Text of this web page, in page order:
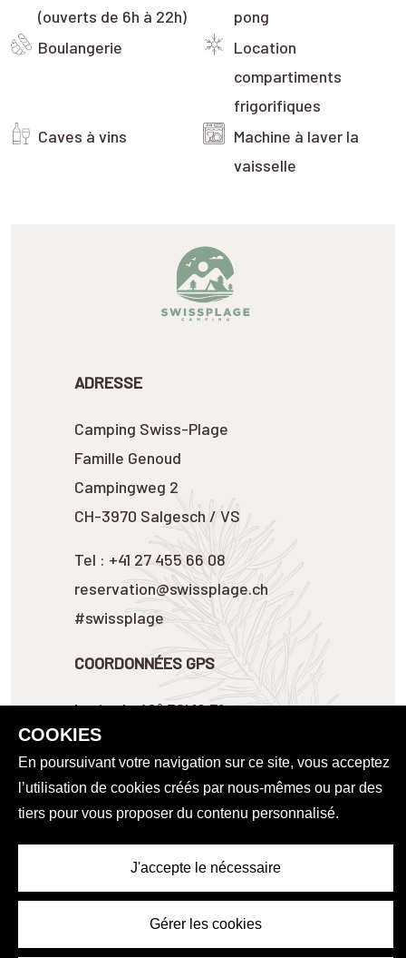
(ouverts de 6h à 22h)
pong
Boulangerie
Location
compartiments
frigorifiques
Caves à vins
Machine à laver la
vaisselle
ADRESSE
Camping Swiss-Plage
Famille Genoud
Campingweg 2
CH-3970 Salgesch / VS
Tel : +41 27 455 66 08
reservation@swissplage.ch
#swissplage
COORDONNÉES GPS
Latitude 46º 30' 18.31
Longitude 7º 56' 44.60
ADRESSE GOOGLE MAP
ANIMAUX :CHIENS ET CHATS ACCEPTÉS
AU CAMPING
SITE DU RESTAURANT
COOKIES
En poursuivant votre navigation sur ce site, vous acceptez
l’utilisation de cookies créés par nous-mêmes ou par des
tiers pour vous proposer du contenu personnalisé.
J'accepte le nécessaire
Gérer les cookies